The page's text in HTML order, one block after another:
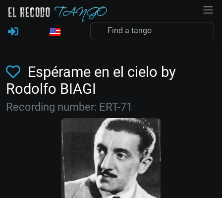
Espérame en el cielo by
Rodolfo BIAGI
Recording number: ERT-71